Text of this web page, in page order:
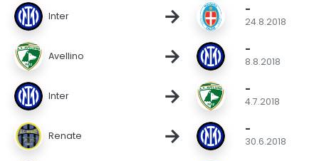
Inter → -
24.8.2018
Avellino → -
8.8.2018
Inter → -
4.7.2018
Renate → -
30.6.2018